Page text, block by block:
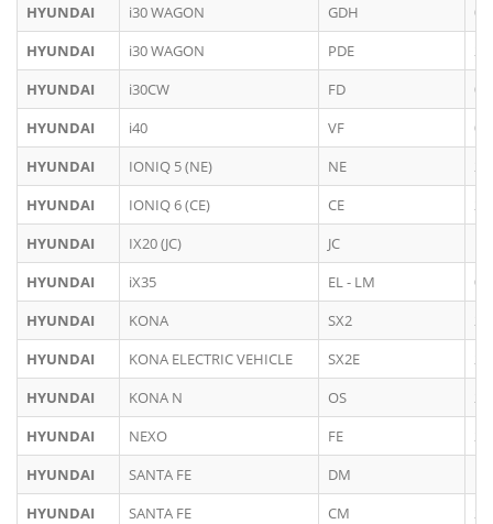
HYUNDAI
i30 WAGON GDH
HYUNDAI
i30 WAGON PDE
HYUNDAI
i30CW FD
HYUNDAI
i40 VF
HYUNDAI
IONIQ 5 (NE) NE
HYUNDAI
IONIQ 6 (CE) CE
HYUNDAI
IX20 (JC) JC
HYUNDAI
iX35 EL - LM
HYUNDAI
KONA SX2
HYUNDAI
KONA ELECTRIC VEHICLE SX2E
HYUNDAI
KONA N OS
HYUNDAI
NEXO FE
HYUNDAI
SANTA FE DM
HYUNDAI
SANTA FE CM